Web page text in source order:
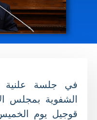
في جلسة علنية
الشفوية بمجلس